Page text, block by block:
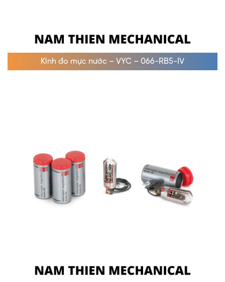
Kính đo mực nước – VYC – 066-RB5-IV